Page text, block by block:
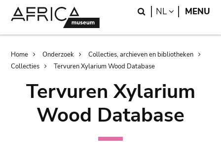
Search
NL LANGUAGE
MENU
Breadcrumb
Home Onderzoek
Collecties, archieven en bibliotheken
Collecties
Tervuren Xylarium Wood Database
Tervuren Xylarium
Wood Database